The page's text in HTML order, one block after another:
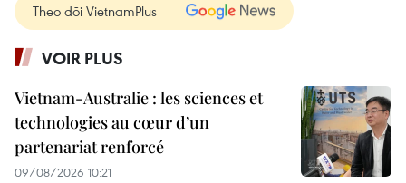
Theo dõi VietnamPlus
VOIR PLUS
Vietnam-Australie : les sciences et
technologies au cœur d’un
partenariat renforcé
09/08/2026 10:21